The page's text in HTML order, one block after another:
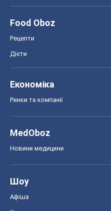
Food Oboz
Рецепти
Дієти
Економіка
Ринки та компанії
MedOboz
Новини медицини
Шоу
Афіша